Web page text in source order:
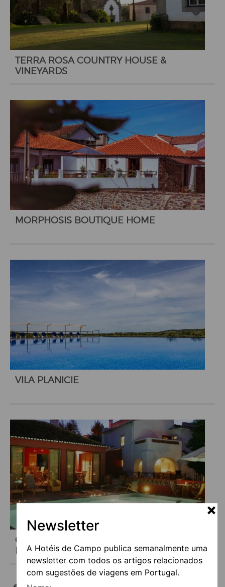
Newsletter
A Hotéis de Campo publica semanalmente uma
newsletter com todos os artigos relacionados
com sugestões de viagens em Portugal.
TERRA ROSA COUNTRY HOUSE &
VINEYARDS
MORPHOSIS BOUTIQUE HOME
VILA PLANICIE
CASA DO TERREIRO DO POÇO – PROVAS
DE VINHOS, PETISCOS E TALHA DOURADA